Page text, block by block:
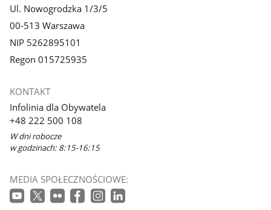
Ul. Nowogrodzka 1/3/5
00-513 Warszawa
NIP 5262895101
Regon 015725935
KONTAKT
Infolinia dla Obywatela
+48 222 500 108
W dni robocze
w godzinach: 8:15-16:15
MEDIA SPOŁECZNOŚCIOWE: